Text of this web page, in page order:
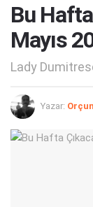
Bu
Mayıs
Lady
Yazar: